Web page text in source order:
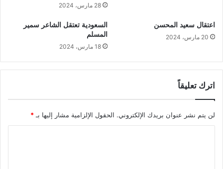
28 مارس، 2024
اعتقال سعيد المحسن
20 مارس، 2024
السعودية تعتقل الشاعر سمير
المسلم
18 مارس، 2024
اترك تعليقاً
لن يتم نشر عنوان بريدك الإلكتروني. الحقول الإلزامية مشار إليها بـ *